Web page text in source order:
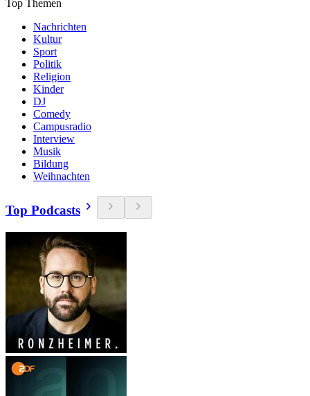
Top Themen
Nachrichten
Kultur
Sport
Politik
Religion
Kinder
DJ
Comedy
Campusradio
Interview
Musik
Bildung
Weihnachten
Top Podcasts